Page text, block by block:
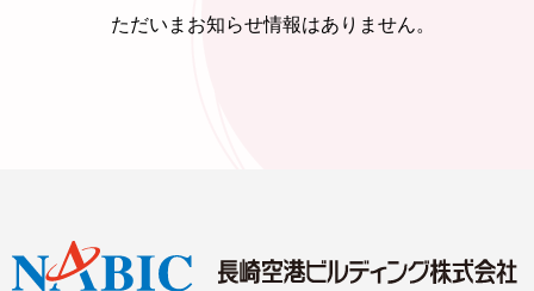
ただいまお知らせ情報はありません。